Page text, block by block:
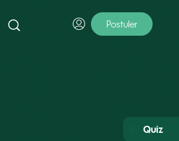
Postuler
Quiz